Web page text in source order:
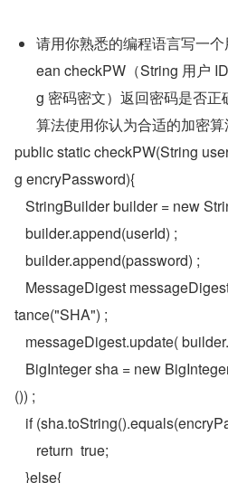
请用你熟悉的编程语言写一
ean checkPW（String 用户
g 密码密文）返回密码是否
算法使用你认为合适的加密算
public static checkPW(String
g encryPassword){
StringBuilder builder = new
   builder.append(userId) ;
   builder.append(password) ;
tance("SHA") ;
messageDigest.update(
()) ;
if
      return  true;
   }else{